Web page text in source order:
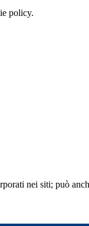
policy.
nei siti; può